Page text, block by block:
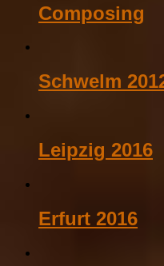
Composing
Schwelm
Leipzig 2016
Erfurt 2016